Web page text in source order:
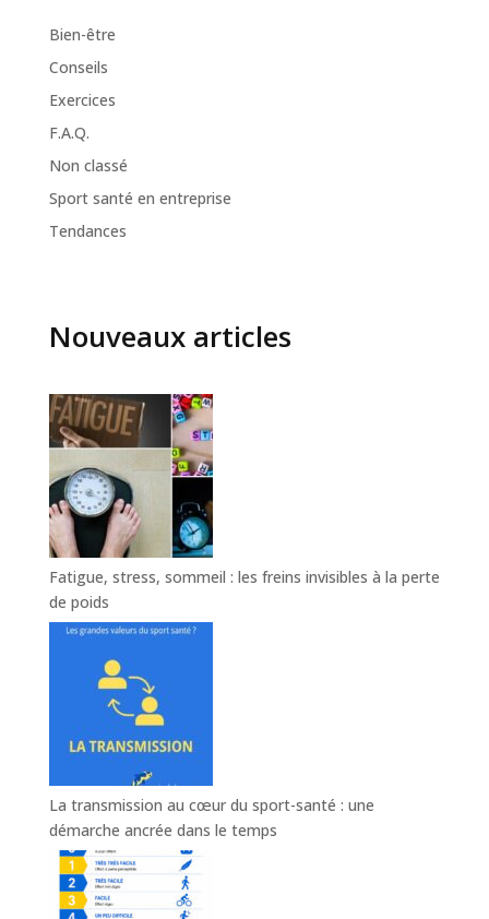
Bien-être
Conseils
Exercices
F.A.Q.
Non classé
Sport santé en entreprise
Tendances
Nouveaux articles
Fatigue, stress, sommeil : les freins invisibles à la perte
de poids
La transmission au cœur du sport-santé : une
démarche ancrée dans le temps